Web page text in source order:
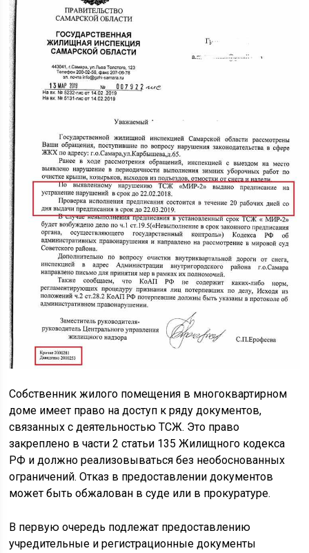
Собственник жилого помещения в многоквартирном
доме имеет право на доступ к ряду документов,
связанных с деятельностью ТСЖ. Это право
закреплено в части 2 статьи 135 Жилищного кодекса
РФ и должно реализовываться без необоснованных
ограничений. Отказ в предоставлении документов
может быть обжалован в суде или в прокуратуре.
В первую очередь подлежат предоставлению
учредительные и регистрационные документы